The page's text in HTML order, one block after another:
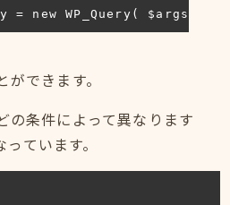
= new WP_Query( $args
できます。
の条件によって異なります
ています。